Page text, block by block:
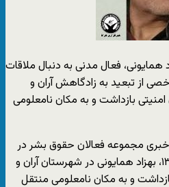
همایونی، فعال مدنی به دنبال ملاقات
از تبعید به زادگاهش آران و
بازداشت و به مکان نامعلومی
خبری مجموعه فعالان حقوق بشر در
ایران، امروز یکشنبه ۹ تیرماه ۱۳۹۸، بهزاد همایونی در شهرستان آران و
و به مکان نامعلومی منتقل